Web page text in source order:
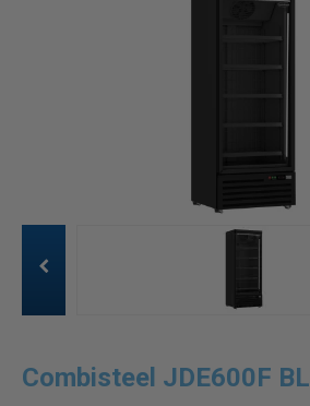
Combisteel JDE600F BL